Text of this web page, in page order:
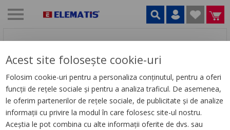
Introdu adresa de e-mail
Alege o parolă
Acest site folosește cookie-uri
Folosim cookie-uri pentru a personaliza conținutul, pentru a oferi
funcții de rețele sociale și pentru a analiza traficul. De asemenea,
le oferim partenerilor de rețele sociale, de publicitate și de analize
informații cu privire la modul în care folosesc site-ul nostru.
Aceștia le pot combina cu alte informații oferite de dvs. sau